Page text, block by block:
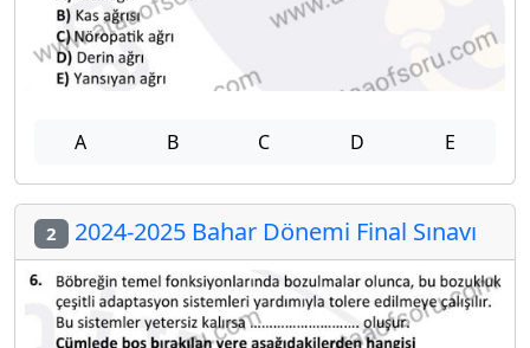
A B C D E
2 2024-2025 Bahar Dönemi Final Sınavı